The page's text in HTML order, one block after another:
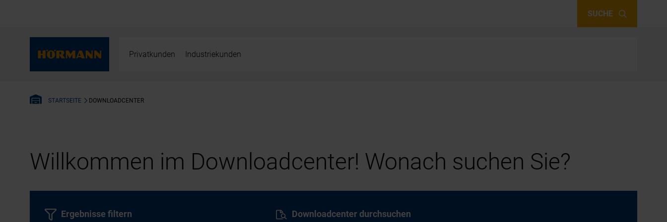
SUCHE
Privatkunden Industriekunden
STARTSEITE DOWNLOADCENTER
Willkommen im Downloadcenter! Wonach suchen Sie?
Downloadcenter durchsuchen
Ergebnisse filtern